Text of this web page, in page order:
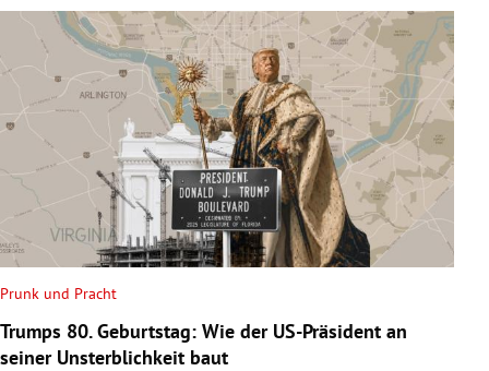
Prunk und Pracht
Trumps 80. Geburtstag: Wie der US-Präsident an
seiner Unsterblichkeit baut